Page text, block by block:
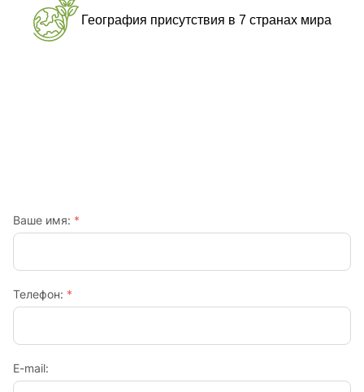
География присутствия в 7 странах мира
Ваше имя: *
Телефон: *
E-mail: